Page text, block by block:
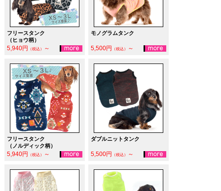
フリースタンク
（ヒョウ柄）
5,940円 （税込） ～
モノグラムタンク
5,500円 （税込） ～
フリースタンク
（ノルディック柄）
5,940円 （税込） ～
ダブルニットタンク
5,500円 （税込） ～